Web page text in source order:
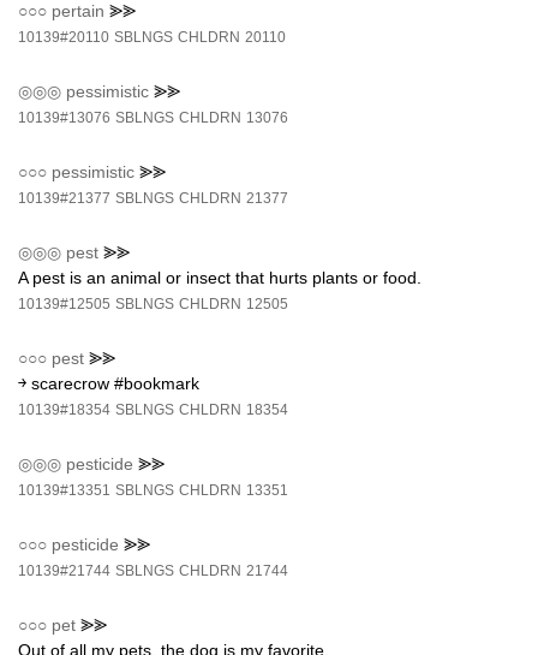
○○○ pertain ⪢⪢
10139#20110 SBLNGS CHLDRN 20110
◎◎◎ pessimistic ⪢⪢
10139#13076 SBLNGS CHLDRN 13076
○○○ pessimistic ⪢⪢
10139#21377 SBLNGS CHLDRN 21377
◎◎◎ pest ⪢⪢
A pest is an animal or insect that hurts plants or food.
10139#12505 SBLNGS CHLDRN 12505
○○○ pest ⪢⪢
￫ scarecrow #bookmark
10139#18354 SBLNGS CHLDRN 18354
◎◎◎ pesticide ⪢⪢
10139#13351 SBLNGS CHLDRN 13351
○○○ pesticide ⪢⪢
10139#21744 SBLNGS CHLDRN 21744
○○○ pet ⪢⪢
Out of all my pets, the dog is my favorite.